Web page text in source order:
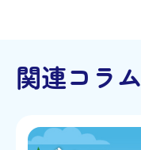
関連コラム